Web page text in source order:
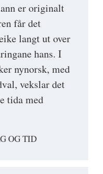
er originalt
får det
langt ut over
hans. I
nynorsk, med
vekslar det
tida med
OG TID